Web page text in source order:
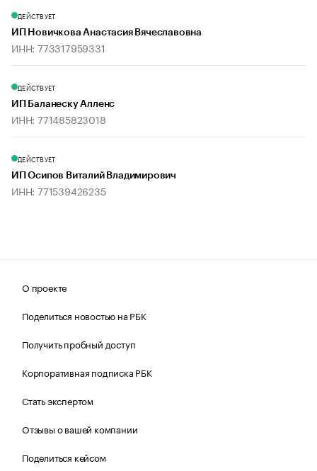
ДЕЙСТВУЕТ
ИП Новичкова Анастасия Вячеславовна
ИНН: 773317959331
ДЕЙСТВУЕТ
ИП Баланеску Алленс
ИНН: 771485823018
ДЕЙСТВУЕТ
ИП Осипов Виталий Владимирович
ИНН: 771539426235
О проекте
Поделиться новостью на РБК
Получить пробный доступ
Корпоративная подписка РБК
Стать экспертом
Отзывы о вашей компании
Поделиться кейсом